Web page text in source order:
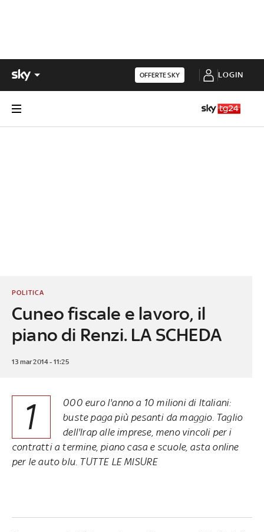
OFFERTE SKY LOGIN
Cuneo fiscale e lavoro, il
piano di Renzi. LA SCHEDA
POLITICA
13 mar 2014 - 11:25
1
000 euro l'anno a 10 milioni di Italiani:
buste paga più pesanti da maggio. Taglio
dell'Irap alle imprese, meno vincoli per i
contratti a termine, piano casa e scuole, asta online
per le auto blu. TUTTE LE MISURE